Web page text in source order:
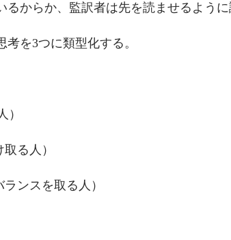
るからか、監訳者は先を読ませるように
考を3つに類型化する。
）
る人）
ンスを取る人）